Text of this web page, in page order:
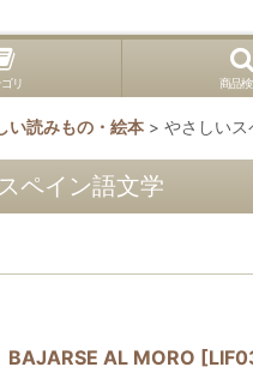
リ 商品
い読みもの・絵本 > やさしいス
ペイン語文学
BAJARSE AL MORO [